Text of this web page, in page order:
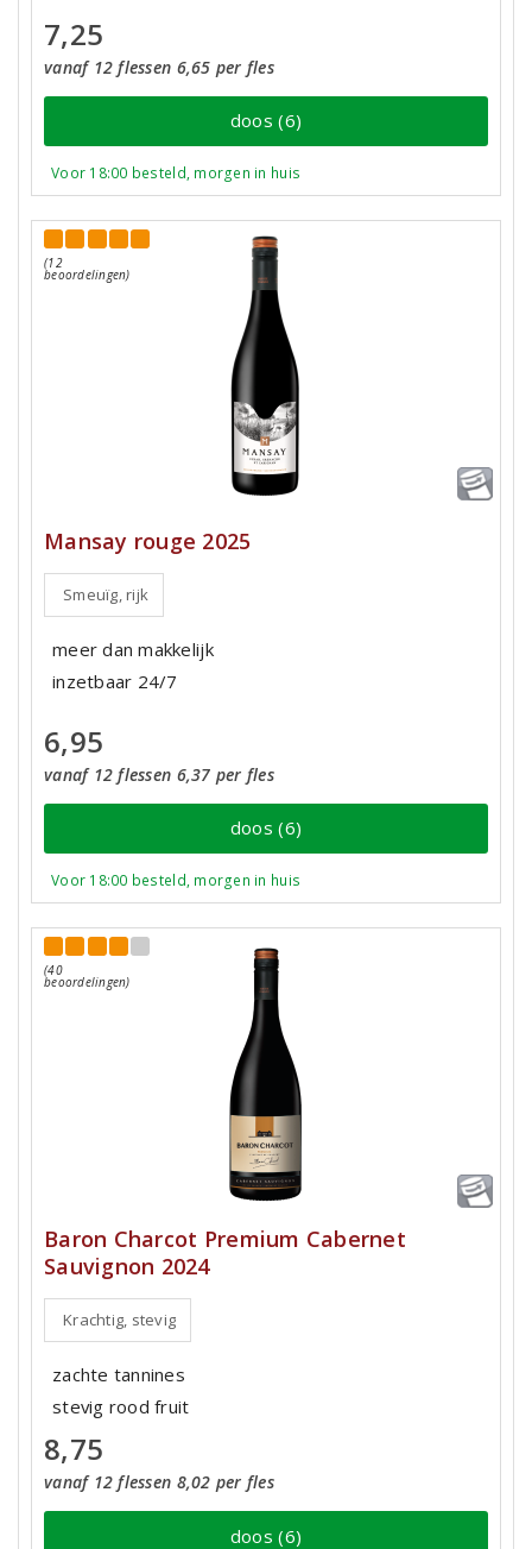
7,25
vanaf 12 flessen 6,65 per fles
doos (6)
Voor 18:00 besteld, morgen in huis
(12
beoordelingen)
Mansay rouge 2025
Smeuïg, rijk
meer dan makkelijk
inzetbaar 24/7
6,95
vanaf 12 flessen 6,37 per fles
doos (6)
Voor 18:00 besteld, morgen in huis
(40
beoordelingen)
Baron Charcot Premium Cabernet
Sauvignon 2024
Krachtig, stevig
zachte tannines
stevig rood fruit
8,75
vanaf 12 flessen 8,02 per fles
doos (6)